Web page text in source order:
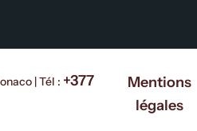
| Tél : +377
Mentions
légales